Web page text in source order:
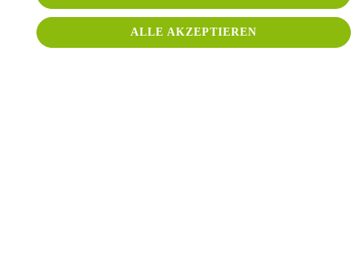
ALLE AKZEPTIEREN